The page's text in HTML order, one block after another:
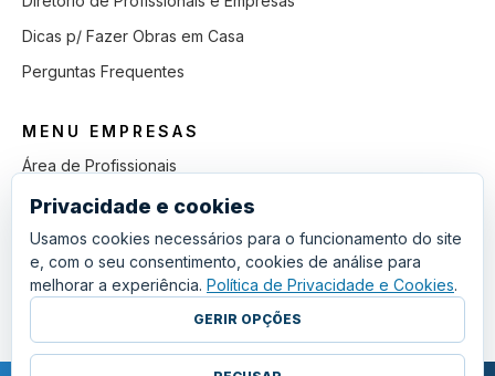
Dicas p/ Fazer Obras em Casa
Perguntas Frequentes
MENU EMPRESAS
Área de Profissionais
Como Funciona
Lista de Pedidos em Aberto
Como Ganhar mais Obras
Perguntas Frequentes
Privacidade e cookies
Usamos cookies necessários para o funcionamento do site
e, com o seu consentimento, cookies de análise para
melhorar a experiência. Política de Privacidade e Cookies.
GERIR OPÇÕES